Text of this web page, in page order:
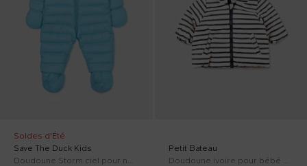
Soldes d'Été
Save The Duck Kids
Petit Bateau